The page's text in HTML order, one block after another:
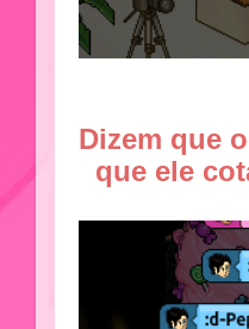
Dizem que
que ele